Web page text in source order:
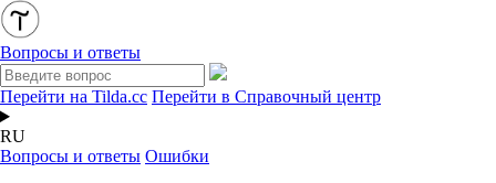
Вопросы и ответы
Перейти на Tilda.cc Перейти в Справочный центр
RU
Вопросы и ответы Ошибки